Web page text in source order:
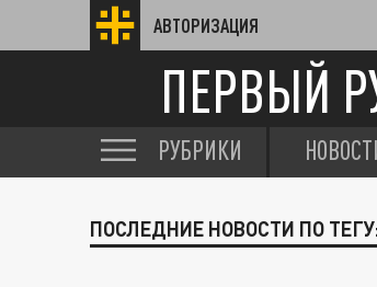
АВТОРИЗАЦИЯ
ПЕРВЫЙ
РУБРИКИ
ПОСЛЕДНИЕ НОВОСТИ ПО